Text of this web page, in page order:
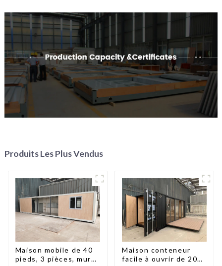
Produits Les Plus Vendus
Maison mobile de 40
pieds, 3 pièces, murs
Maison conteneur
facile à ouvrir de 20